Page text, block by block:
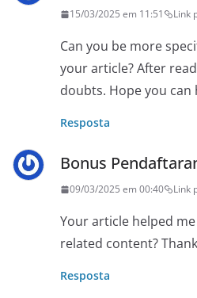
15/03/2025 em 11:51 Link
Can you be more
your article? After
doubts. Hope you can
Resposta
Bonus
09/03/2025 em 00:40 Link
Your article helped
related content?
Resposta